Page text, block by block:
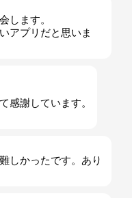
します。
アプリだと思いま
感謝しています。
しかったです。あり